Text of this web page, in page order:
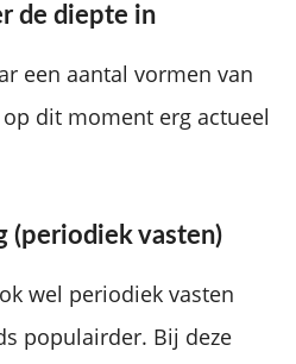
de diepte in
een aantal vormen van
dit moment erg actueel
(periodiek vasten)
wel periodiek vasten
populairder. Bij deze